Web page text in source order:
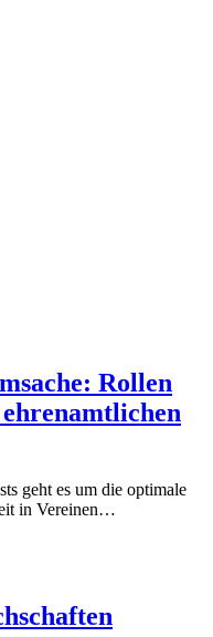
Rollen
geht es um die optimale
in Vereinen…